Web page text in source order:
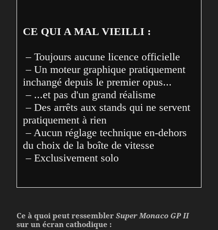
CE QUI A MAL VIEILLI :
– Toujours aucune licence officielle
– Un moteur graphique pratiquement
inchangé depuis le premier opus...
– ...et pas d'un grand réalisme
– Des arrêts aux stands qui ne servent
pratiquement à rien
– Aucun réglage technique en-dehors
du choix de la boîte de vitesse
– Exclusivement solo
Ce à quoi peut ressemblerSuper Monaco GP II
sur un écran cathodique :